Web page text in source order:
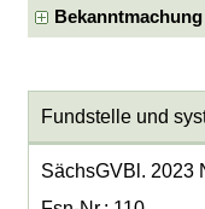
Bekanntmachung
Fundstelle und
SächsGVBl. 2023